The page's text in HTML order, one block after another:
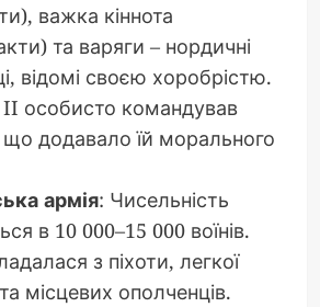
важка кіннота
та варяги – нордичні
відомі своєю хоробрістю.
II особисто командував
додавало їй морального
армія: Чисельність
в 10 000–15 000 воїнів.
з піхоти, легкої
місцевих ополченців.